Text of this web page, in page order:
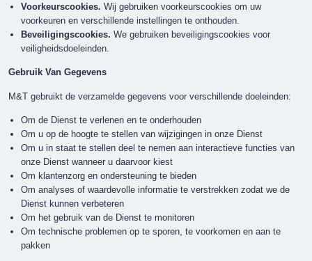
Voorkeurscookies. Wij gebruiken voorkeurscookies om uw
voorkeuren en verschillende instellingen te onthouden.
Beveiligingscookies. We gebruiken beveiligingscookies voor
veiligheidsdoeleinden.
Gebruik Van Gegevens
M&T gebruikt de verzamelde gegevens voor verschillende doeleinden:
Om de Dienst te verlenen en te onderhouden
Om u op de hoogte te stellen van wijzigingen in onze Dienst
Om u in staat te stellen deel te nemen aan interactieve functies van
onze Dienst wanneer u daarvoor kiest
Om klantenzorg en ondersteuning te bieden
Om analyses of waardevolle informatie te verstrekken zodat we de
Dienst kunnen verbeteren
Om het gebruik van de Dienst te monitoren
Om technische problemen op te sporen, te voorkomen en aan te
pakken